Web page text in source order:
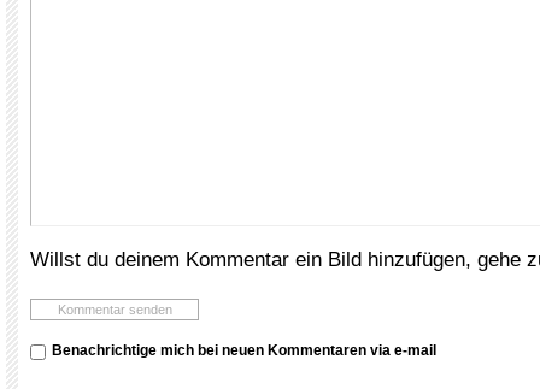
Willst du deinem Kommentar ein Bild hinzufügen, gehe
Benachrichtige mich bei neuen Kommentaren via e-mail